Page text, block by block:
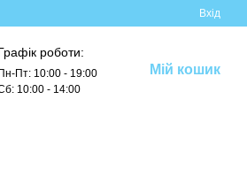
Вхід
роботи:
Пн-Пт: 10:00 - 19:00
10:00 - 14:00
Мій кошик